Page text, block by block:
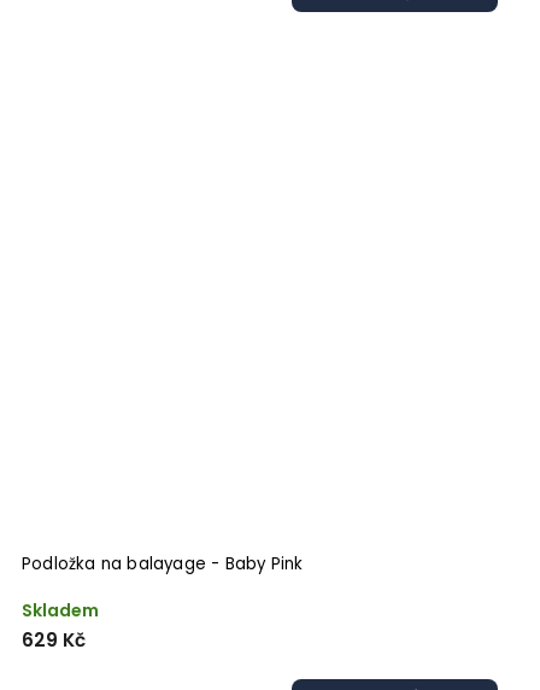
Podložka na balayage - Baby Pink
Skladem
629 Kč